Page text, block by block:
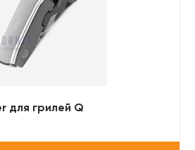
для грилей Q